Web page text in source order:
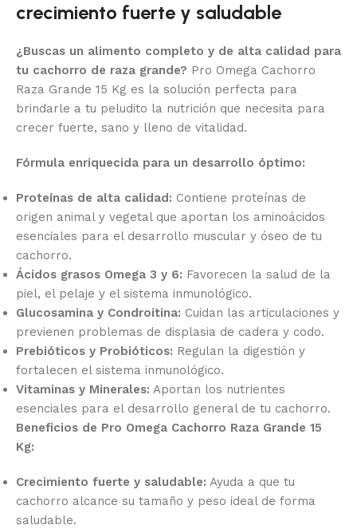
crecimiento fuerte y saludable
¿Buscas un alimento completo y de alta calidad para
tu cachorro de raza grande? Pro Omega Cachorro
Raza Grande 15 Kg es la solución perfecta para
brindarle a tu peludito la nutrición que necesita para
crecer fuerte, sano y lleno de vitalidad.
Fórmula enriquecida para un desarrollo óptimo:
Proteínas de alta calidad: Contiene proteínas de
origen animal y vegetal que aportan los aminoácidos
esenciales para el desarrollo muscular y óseo de tu
cachorro.
Ácidos grasos Omega 3 y 6: Favorecen la salud de la
piel, el pelaje y el sistema inmunológico.
Glucosamina y Condroitina: Cuidan las articulaciones y
previenen problemas de displasia de cadera y codo.
Prebióticos y Probióticos: Regulan la digestión y
fortalecen el sistema inmunológico.
Vitaminas y Minerales: Aportan los nutrientes
esenciales para el desarrollo general de tu cachorro.
Beneficios de Pro Omega Cachorro Raza Grande 15
Kg:
Crecimiento fuerte y saludable: Ayuda a que tu
cachorro alcance su tamaño y peso ideal de forma
saludable.